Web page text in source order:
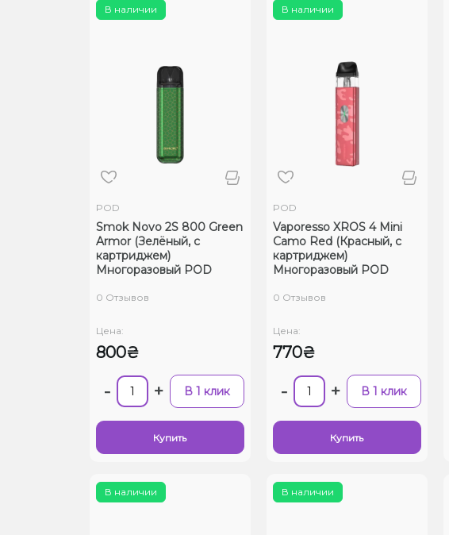
В наличии
POD
Smok Novo 2S 800 Green
Armor (Зелёный, с
картриджем)
Многоразовый POD
0 Отзывов
Цена:
800₴
- + В 1 клик
Купить
В наличии
POD
Vaporesso XROS 4 Mini
Camo Red (Красный, с
картриджем)
Многоразовый POD
0 Отзывов
Цена:
770₴
- + В 1 клик
Купить
В наличии В наличии